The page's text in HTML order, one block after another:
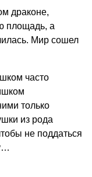
драконе,
площадь, а
Мир сошел
часто
только
из рода
не поддаться